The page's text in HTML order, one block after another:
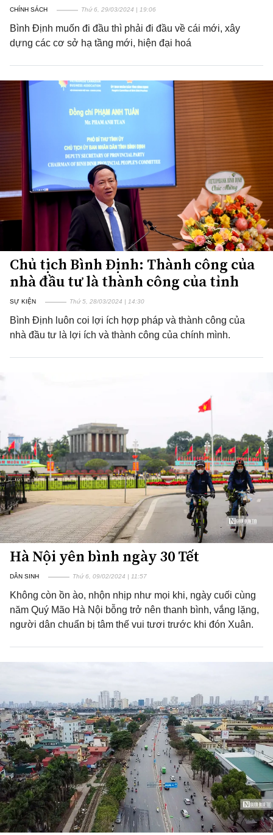
CHÍNH SÁCH Thứ 6, 29/03/2024 | 19:06
Bình Định muốn đi đầu thì phải đi đầu về cái mới, xây
dựng các cơ sở hạ tầng mới, hiện đại hoá
Chủ tịch Bình Định: Thành công của
nhà đầu tư là thành công của tỉnh
SỰ KIỆN Thứ 5, 28/03/2024 | 14:30
Bình Định luôn coi lợi ích hợp pháp và thành công của
nhà đầu tư là lợi ích và thành công của chính mình.
Hà Nội yên bình ngày 30 Tết
DÂN SINH Thứ 6, 09/02/2024 | 11:57
Không còn ồn ào, nhộn nhịp như mọi khi, ngày cuối cùng
năm Quý Mão Hà Nội bỗng trở nên thanh bình, vắng lặng,
người dân chuẩn bị tâm thế vui tươi trước khi đón Xuân.